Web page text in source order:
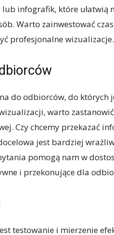
infografik, które ułatwią
Warto zainwestować
profesjonalne wizualizacje.
do odbiorców, do których
warto
Czy chcemy przekazać
jest bardziej
pomogą nam w
i przekonujące dla
testowanie i mierzenie